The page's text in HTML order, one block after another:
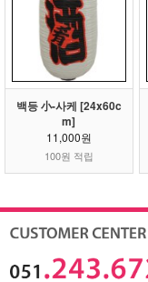
백등 小-사케 [24x60c
m]
11,000원
100원 적립